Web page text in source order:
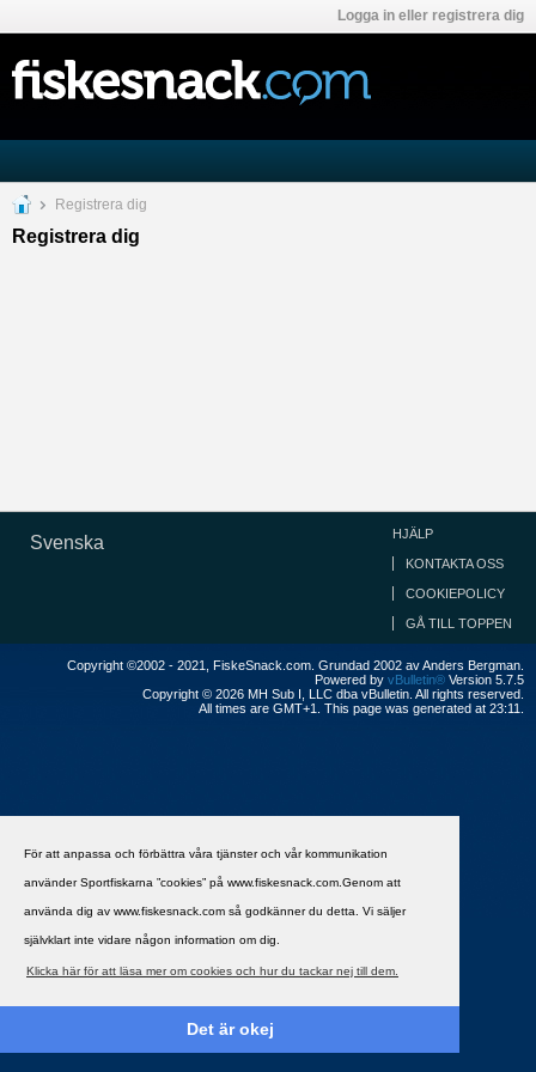
För att anpassa och förbättra våra tjänster och vår kommunikation
använder Sportfiskarna ”cookies” på www.fiskesnack.com.Genom att
använda dig av www.fiskesnack.com så godkänner du detta. Vi säljer
självklart inte vidare någon information om dig.
Klicka här för att läsa mer om cookies och hur du tackar nej till dem.
Det är okej
Logga in eller registrera dig
Registrera dig
Registrera dig
Svenska HJÄLP
KONTAKTA OSS
COOKIEPOLICY
GÅ TILL TOPPEN
Copyright ©2002 - 2021, FiskeSnack.com. Grundad 2002 av Anders Bergman.
Powered by vBulletin® Version 5.7.5
Copyright © 2026 MH Sub I, LLC dba vBulletin. All rights reserved.
All times are GMT+1. This page was generated at 23:11.